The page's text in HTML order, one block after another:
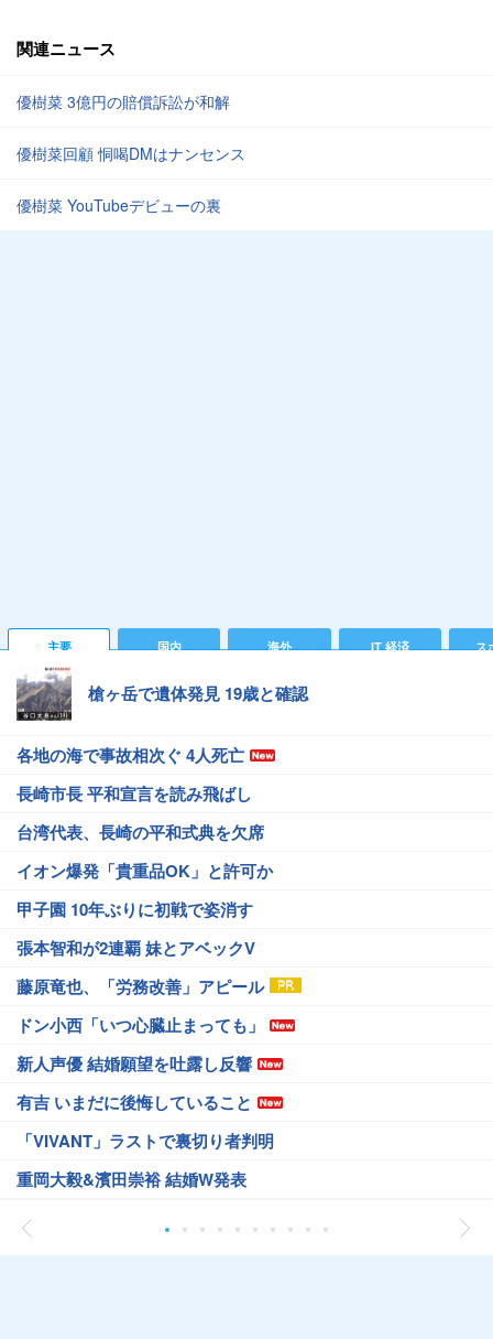
関連ニュース
優樹菜 3億円の賠償訴訟が和解
優樹菜回顧 恫喝DMはナンセンス
優樹菜 YouTubeデビューの裏
主要 国内 海外 IT 経済 ス
槍ヶ岳で遺体発見 19歳と確認
各地の海で事故相次ぐ 4人死亡
長崎市長 平和宣言を読み飛ばし
台湾代表、長崎の平和式典を欠席
イオン爆発「貴重品OK」と許可か
甲子園 10年ぶりに初戦で姿消す
張本智和が2連覇 妹とアベックV
藤原竜也、「労務改善」アピール
ドン小西「いつ心臓止まっても」
新人声優 結婚願望を吐露し反響
有吉 いまだに後悔していること
「VIVANT」ラストで裏切り者判明
重岡大毅&濱田崇裕 結婚W発表